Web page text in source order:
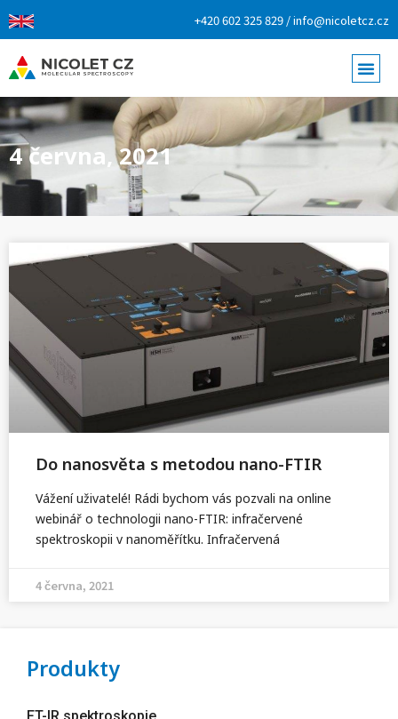
+420 602 325 829 / info@nicoletcz.cz
4 června, 2021
Do nanosvěta s metodou nano-FTIR
Vážení uživatelé! Rádi bychom vás pozvali na online
webinář o technologii nano-FTIR: infračervené
spektroskopii v nanoměřítku. Infračervená
4 června, 2021
Produkty